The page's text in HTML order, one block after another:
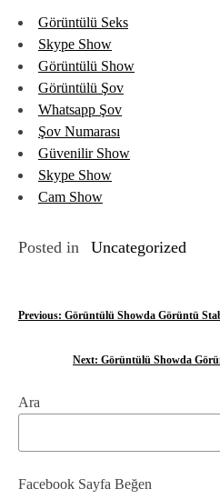
Görüntülü Seks
Skype Show
Görüntülü Show
Görüntülü Şov
Whatsapp Şov
Şov Numarası
Güvenilir Show
Skype Show
Cam Show
Posted in Uncategorized
Y
ı
g
e
Previous: Görüntülü Showda Görüntü
Next: Görüntülü Showda
Ara
Facebook Sayfa Beğen